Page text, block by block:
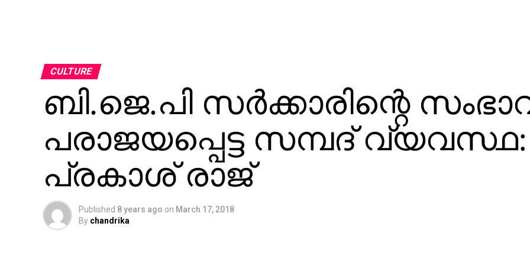
CULTURE
ബി.ജെ.പി സര്‍ക്കാരിന്റെ
പരാജയപ്പെട്ട സമ്പദ് വ്യവസ്ഥ:
പ്രകാശ് രാജ്
Published 8 years ago on March 17, 2018
By chandrika